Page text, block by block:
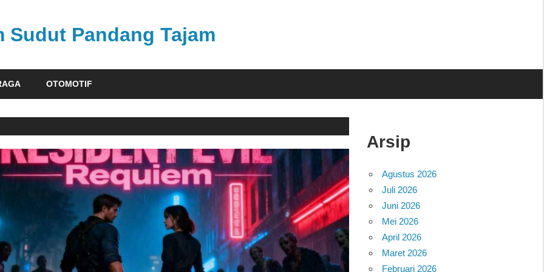
Sudut Pandang Tajam
OTOMOTIF
Arsip
Agustus 2026
Juli 2026
Juni 2026
Mei 2026
April 2026
Maret 2026
Februari 2026